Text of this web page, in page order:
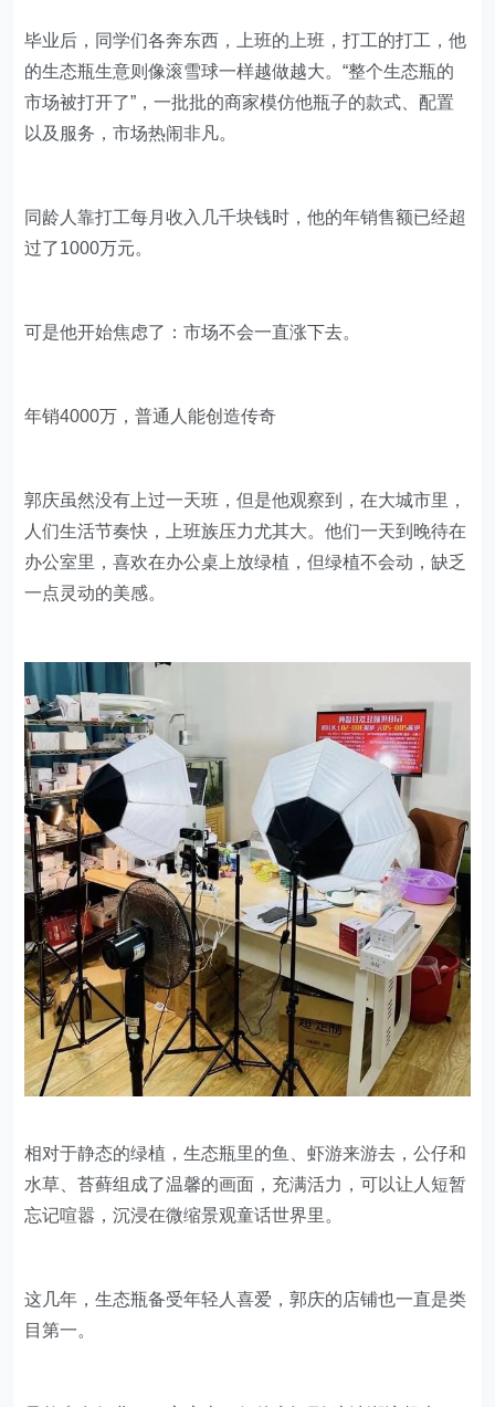
毕业后，同学们各奔东西，上班的上班，打工的打工，他
的生态瓶生意则像滚雪球一样越做越大。“整个生态瓶的
市场被打开了”，一批批的商家模仿他瓶子的款式、配置
以及服务，市场热闹非凡。
同龄人靠打工每月收入几千块钱时，他的年销售额已经超
过了1000万元。
可是他开始焦虑了：市场不会一直涨下去。
年销4000万，普通人能创造传奇
郭庆虽然没有上过一天班，但是他观察到，在大城市里，
人们生活节奏快，上班族压力尤其大。他们一天到晚待在
办公室里，喜欢在办公桌上放绿植，但绿植不会动，缺乏
一点灵动的美感。
相对于静态的绿植，生态瓶里的鱼、虾游来游去，公仔和
水草、苔藓组成了温馨的画面，充满活力，可以让人短暂
忘记喧嚣，沉浸在微缩景观童话世界里。
这几年，生态瓶备受年轻人喜爱，郭庆的店铺也一直是类
目第一。